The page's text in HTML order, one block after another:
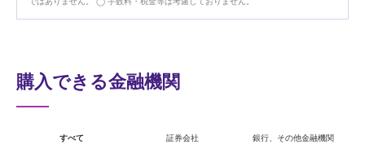
購入できる金融機関
すべて 証券会社 銀行、その他金融機関